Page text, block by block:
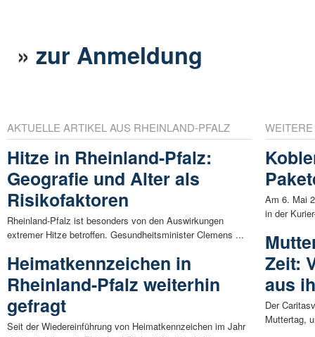
»zur Anmeldung
AKTUELLE ARTIKEL AUS RHEINLAND-PFALZ
Hitze in Rheinland-Pfalz:
Geografie und Alter als
Risikofaktoren
Rheinland-Pfalz ist besonders von den Auswirkungen
extremer Hitze betroffen. Gesundheitsminister Clemens ...
Heimatkennzeichen in
Rheinland-Pfalz weiterhin
gefragt
Seit der Wiedereinführung von Heimatkennzeichen im Jahr
Am 6. Mai
in der
Zeit:
aus
Der
Muttertag,